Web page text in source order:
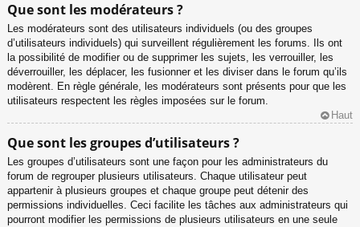
Que sont les modérateurs ?
Les modérateurs sont des utilisateurs individuels (ou des groupes
d’utilisateurs individuels) qui surveillent régulièrement les forums. Ils ont
la possibilité de modifier ou de supprimer les sujets, les verrouiller, les
déverrouiller, les déplacer, les fusionner et les diviser dans le forum qu’ils
modèrent. En règle générale, les modérateurs sont présents pour que les
utilisateurs respectent les règles imposées sur le forum.
Haut
Que sont les groupes d’utilisateurs ?
Les groupes d’utilisateurs sont une façon pour les administrateurs du
forum de regrouper plusieurs utilisateurs. Chaque utilisateur peut
appartenir à plusieurs groupes et chaque groupe peut détenir des
permissions individuelles. Ceci facilite les tâches aux administrateurs qui
pourront modifier les permissions de plusieurs utilisateurs en une seule